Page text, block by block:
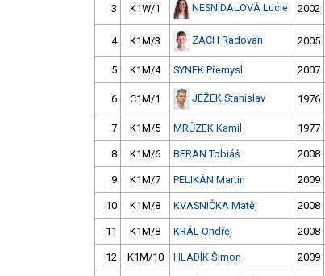
3 K1W/1 NESNÍDALOVÁ Lucie 2002
4 K1M/3 ZACH Radovan 2005
5 K1M/4 SYNEK Přemysl 2007
6 C1M/1 JEŽEK Stanislav 1976
7 K1M/5 MRŮZEK Kamil 1977
8 K1M/6 BERAN Tobiáš 2008
9 K1M/7 PELIKÁN Martin 2009
10 K1M/8 KVASNIČKA Matěj 2008
11 K1M/8 KRÁL Ondřej 2008
12 K1M/10 HLADÍK Šimon 2009